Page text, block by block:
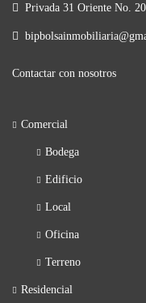
Privada 31 Oriente No.
Contactar con nosotros
Comercial
Bodega
Edificio
Local
Oficina
Terreno
Residencial